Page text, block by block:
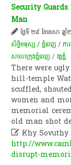
Security
Man
ថ្ងៃទី ២៩ ខែមេសា ឆ្ន
សិទ្ធិមនុស្ស /ភ្នំពេញ /កា
សាលាក្រុងភ្នំពេញ /​វត្ត​ភ្នំ
There were
hill-temple
scuffled,
women and
memorial
old man shot
 Khy Sovuthy
http://
disrupt-